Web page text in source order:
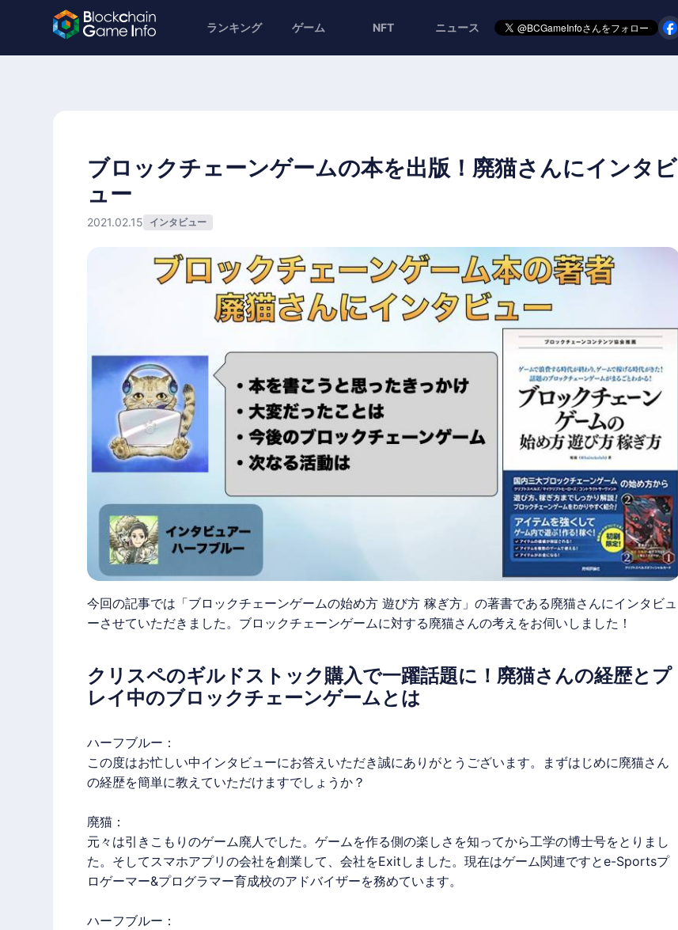
ランキング ゲーム NFT ニュース
ブロックチェーンゲームの本を出版！廃猫さんにインタビ
ュー
2021.02.15 インタビュー
今回の記事では「ブロックチェーンゲームの始め方 遊び方 稼ぎ方」の著書である廃猫さんにインタビュ
ーさせていただきました。 ブロックチェーンゲームに対する廃猫さんの考えをお伺いしました！
クリスペのギルドストック購入で一躍話題に！廃猫さんの経歴とプ
レイ中のブロックチェーンゲームとは
ハーフブルー：
この度はお忙しい中インタビューにお答えいただき誠にありがとうございます。まずはじめに廃猫さん
の経歴を簡単に教えていただけますでしょうか？
廃猫：
元々は引きこもりのゲーム廃人でした。ゲームを作る側の楽しさを知ってから工学の博士号をとりまし
た。そしてスマホアプリの会社を創業して、会社をExitしました。現在はゲーム関連ですとe-Sportsプ
ロゲーマー&プログラマー育成校のアドバイザーを務めています。
ハーフブルー：